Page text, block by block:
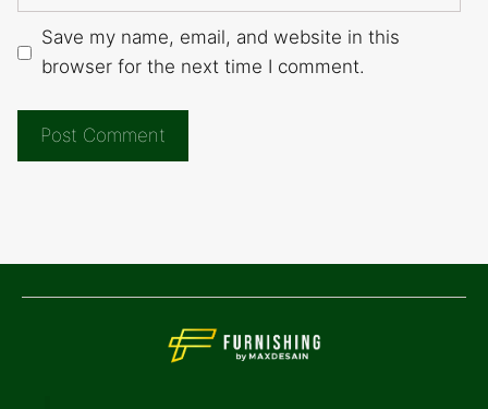
Save my name, email, and website in this
browser for the next time I comment.